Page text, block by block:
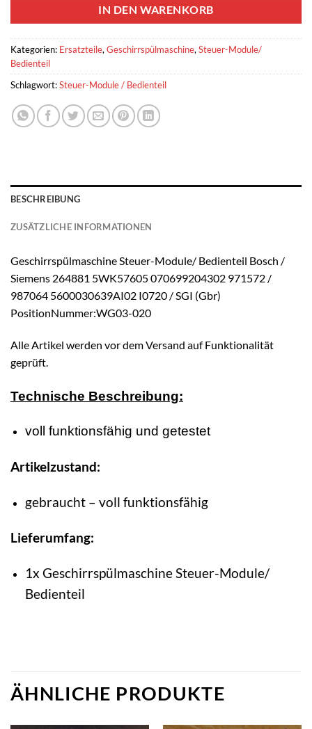
IN DEN WARENKORB
Kategorien: Ersatzteile, Geschirrspülmaschine, Steuer-Module/
Bedienteil
Schlagwort:Steuer-Module / Bedienteil
BESCHREIBUNG
ZUSÄTZLICHE INFORMATIONEN
Geschirrspülmaschine Steuer-Module/ Bedienteil Bosch /
Siemens 264881 5WK57605 070699204302 971572 /
987064 5600030639AI02 I0720 / SGI (Gbr)
PositionNummer:WG03-020
Alle Artikel werden vor dem Versand auf Funktionalität
geprüft.
Technische Beschreibung:
voll funktionsfähig und getestet
Artikelzustand:
gebraucht – voll funktionsfähig
Lieferumfang:
1x Geschirrspülmaschine Steuer-Module/
Bedienteil
ÄHNLICHE PRODUKTE